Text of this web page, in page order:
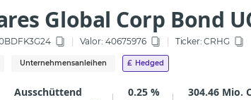
Global Corp Bond
Valor: 40675976 Ticker: CRHG
Unternehmensanleihen £ Hedged
Ausschüttend 0.25 % 304.46 Mio.